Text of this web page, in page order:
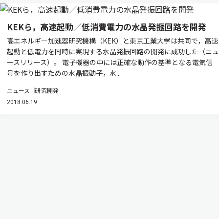
KEKら，高速起動／低消費電力の水晶発振回路を開発
高エネルギー加速器研究機構（KEK）と東京工業大学は共同で，高速
起動と低電力を同時に実現する水晶発振回路の開発に成功した（ニュ
ースリリース）。 電子機器の中には正確な動作の基準となる電気信
号を作り出すための水晶振動子，水...
ニュース 研究開発
2018.06.19